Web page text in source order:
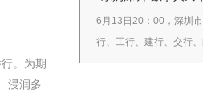
。为期
浸润多
6月13日20：00，深圳
行、工行、建行、交行